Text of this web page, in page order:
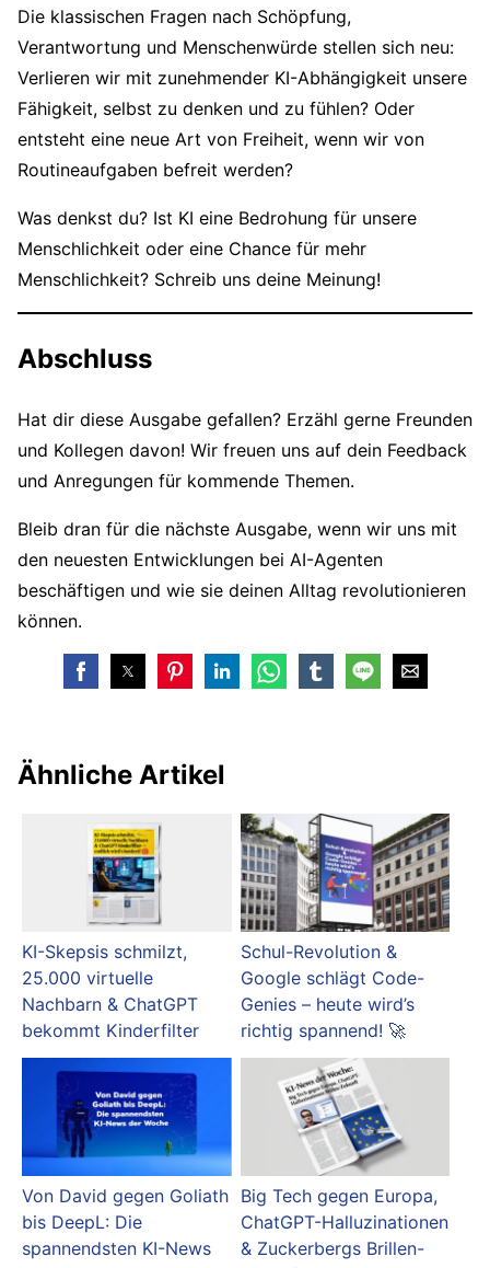
Die klassischen Fragen nach Schöpfung,
Verantwortung und Menschenwürde stellen sich neu:
Verlieren wir mit zunehmender KI-Abhängigkeit unsere
Fähigkeit, selbst zu denken und zu fühlen? Oder
entsteht eine neue Art von Freiheit, wenn wir von
Routineaufgaben befreit werden?
Was denkst du? Ist KI eine Bedrohung für unsere
Menschlichkeit oder eine Chance für mehr
Menschlichkeit? Schreib uns deine Meinung!
Abschluss
Hat dir diese Ausgabe gefallen? Erzähl gerne Freunden
und Kollegen davon! Wir freuen uns auf dein Feedback
und Anregungen für kommende Themen.
Bleib dran für die nächste Ausgabe, wenn wir uns mit
den neuesten Entwicklungen bei AI-Agenten
beschäftigen und wie sie deinen Alltag revolutionieren
können.
Ähnliche Artikel
KI-Skepsis schmilzt,
25.000 virtuelle
Nachbarn & ChatGPT
bekommt Kinderfilter
Schul-Revolution &
Google schlägt Code-
Genies – heute wird’s
richtig spannend! 🚀
Von David gegen Goliath
bis DeepL: Die
spannendsten KI-News
Big Tech gegen Europa,
ChatGPT-Halluzinationen
& Zuckerbergs Brillen-